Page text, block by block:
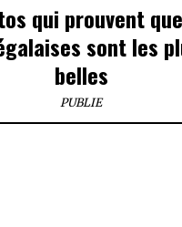
qui prouvent
sont les
belles
PUBLIE